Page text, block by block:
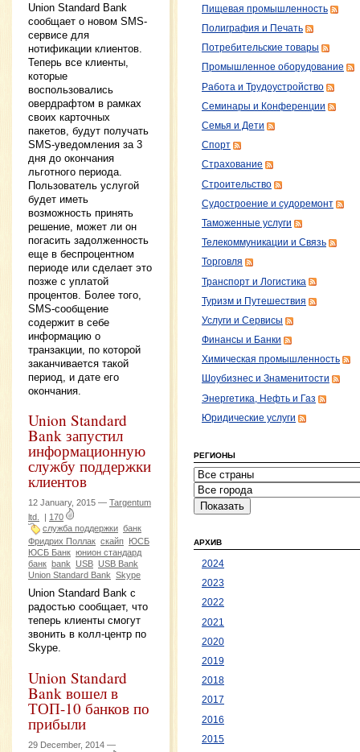
Union Standard Bank
сообщает о новом SMS-
сервисе для
нотификации клиентов.
Теперь все клиенты,
которые
воспользовались
овердрафтом в рамках
своих карточных
пакетов, будут получать
SMS-уведомления за 3
дня до окончания
льготного периода.
Пользователь услугой
будет иметь
возможность принять
решение, может ли он
погасить задолженность
еще в беспроцентном
периоде или сделает это
позже с уплатой
процентов. Более того,
SMS-сообщение
содержит в себе
информацию о
транзакции, по которой
заканчивается такой
период, и дате его
окончания.
Union Standard
Bank запустил
информационную
службу поддержки
клиентов
12 January, 2015 — Targentum
ltd.
170
служба поддержки банк
Фридрих Поллак скайп
ЮСБ
ЮСБ Банк юнион стандард
банк bank USB USB Bank
Union Standard Bank Skype
Union Standard Bank с
радостью сообщает, что
теперь клиенты смогут
звонить в колл-центр по
Skype.
Union Standard
Bank вошел в
ТОП-10 банков по
прибыли
29 December, 2014 —
Пищевая промышленность
Полиграфия и Печать
Потребительские товары
Промышленное оборудование
Работа и Трудоустройство
Семинары и Конференции
Семья и Дети
Спорт
Страхование
Строительство
Судостроение и судоремонт
Таможенные услуги
Телекоммуникации и Связь
Торговля
Транспорт и Логистика
Туризм и Путешествия
Услуги и Сервисы
Финансы и Банки
Химическая промышленность
Шоубизнес и Знаменитости
Энергетика, Нефть и Газ
Юридические услуги
РЕГИОНЫ
АРХИВ
2024
2023
2022
2021
2020
2019
2018
2017
2016
2015